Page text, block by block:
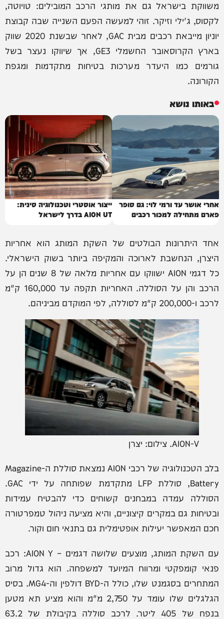
משווקת בישראל גם את מותגי הרכב המובילים: טויוטה,
לקסוס, ג'ילי וזיקר. זוהי למעשה הפעם השנייה שבה קבוצת
יוניון מייבאת רכבים מבית GAC, לאחר שבשנת 2020 שווק
בארץ הקרוסאובר החשמלי GE3, אך שיווקו נעצר בשל
גורמים כמו היעדר מערכות בטיחות מתקדמות ומגפת
הקורונה.
באותו נושא
אחרי אושר עד ורמי לוי: גם סופר
פארם מתחילה למכור רכבים
ייצור אוסטרי וטכנולוגיה סינית:
AION UT בדרך לישראל
אחד היתרונות הבולטים של השקת המותג הוא אחריות
היצרן, הנחשבת לארוכה והמקיפה ביותר בשוק הישראלי.
כל דגמי AION ישווקו עם אחריות מלאה של 8 שנים הן על
הרכב והן על הסוללה. האחריות תקפה עד 160,000 ק"מ
לרכב ו-200,000 ק"מ לסוללה, לפי המוקדם מביניהם.
AION-V. צילום: יצרן
בלב הטכנולוגיה של רכבי AION נמצאת סוללת ה-Magazine
Battery, סוללת LFP מתקדמת שפותחה על ידי GAC.
הסוללה עמדה במבחנים קשוחים כדי להבטיח עמידות
ובטיחות גם במקרים קיצוניים, והיא מציעה ניהול טמפרטורה
חכם המאפשר יעילות אופטימלית גם בתנאי חום וקור.
עם השקת המותג, מוצעים שלושה דגמים – AION Y: רכב
פנאי קומפקטי ומרווח המיועד למשפחה. הוא גדול מרוב
המתחרים בסגמנט שלו, כולל ה-BYD דולפין וה-MG4. בסיס
הגלגלים שלו עומד על 2,750 מ"מ והוא מציע תא מטען
בנפח של 405 ליטר. לרכב סוללה בקיבולת של 63.2